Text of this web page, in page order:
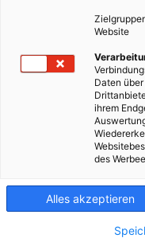
Website
Daten
ihrem
des
Alles akzeptieren